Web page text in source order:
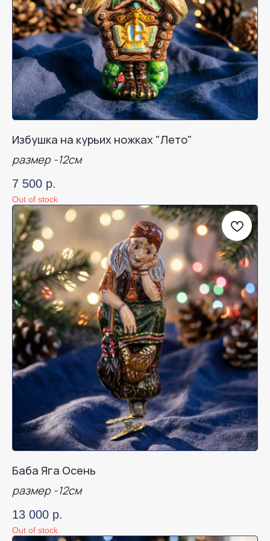
Избушка на курьих ножках "Лето"
размер -12см
7 500 р.
Out of stock
Баба Яга Осень
размер -12см
13 000 р.
Out of stock